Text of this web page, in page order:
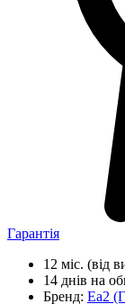
Гарантія
12 міс. (від
14 днів на
Бренд: Ea2